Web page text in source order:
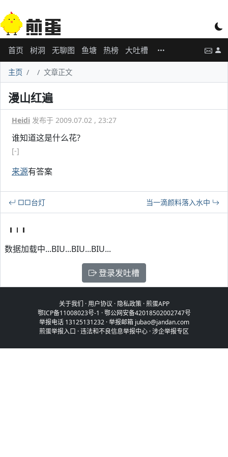
首页 树洞 无聊图 鱼塘 热榜 大吐槽
主页 文章正文
漫山红遍
Heidi 发布于 2009.07.02 , 23:27
谁知道这是什么花?
[-]
来源有答案
□□台灯 当一滴颜料落入水中
数据加载中...BIU...BIU...BIU...
登录发吐槽
关于我们 ·用户协议 · 隐私政策·煎蛋APP
鄂ICP备11008023号-1 ·鄂公网安备42018502002747号
举报电话 13125131232 · 举报邮箱 jubao@jandan.com
煎蛋举报入口 ·违法和不良信息举报中心 ·涉企举报专区